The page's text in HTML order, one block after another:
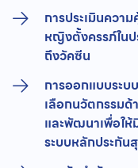
การประเมินควา
หญิงตั้งครรภ์ในป
ถึงวัคซีน
การออกแบบระบ
เลือกนวัตกรรมด้
และพัฒนาเพื่อให้
ระบบหลักประกัน